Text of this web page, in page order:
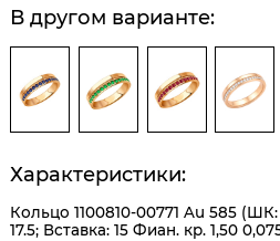
В другом варианте:
Характеристики:
Кольцо 1100810-00771 Au 585
17.5; Вставка: 15 Фиан. кр. 1,50